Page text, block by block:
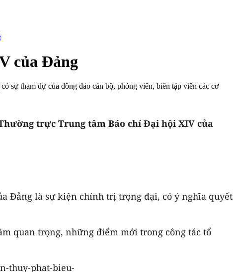
của Đảng
tham dự của đông đảo cán bộ, phóng viên, biên tập viên các cơ
trực Trung tâm Báo chí Đại hội XIV của
Đảng là sự kiện chính trị trọng đại, có ý nghĩa quyết
quan trọng, những điểm mới trong công tác tổ